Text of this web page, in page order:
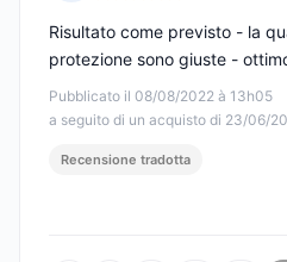
Pubblicato il 08/08/2022 à 13h05
a seguito di un acquisto di 23/06/
Risultato come previsto - la
protezione sono giuste -
Recensione tradotta